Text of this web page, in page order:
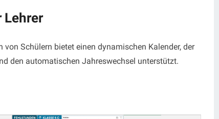
Lehrer
Schülern bietet einen dynamischen Kalender, der
den automatischen Jahreswechsel unterstützt.